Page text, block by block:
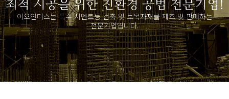
최적 시공을 위한 친환경 공법 전문기업!
이오인더스는 특수 시멘트등 건축 및 토목자재를 제조 및 판매하는
전문기업입니다.